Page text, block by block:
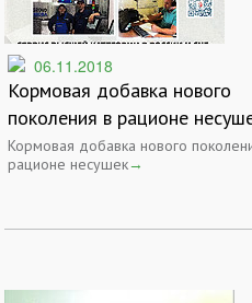
06.11.2018
Кормовая добавка нового
поколения в рационе
Кормовая добавка нового
рационе несушек→